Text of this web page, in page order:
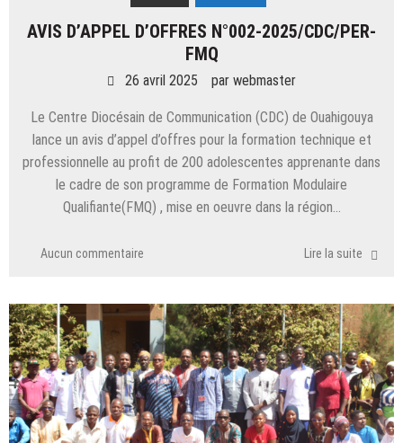
AVIS D’APPEL D’OFFRES N°002-2025/CDC/PER-
FMQ
26 avril 2025 par webmaster
Le Centre Diocésain de Communication (CDC) de Ouahigouya
lance un avis d’appel d’offres pour la formation technique et
professionnelle au profit de 200 adolescentes apprenante dans
le cadre de son programme de Formation Modulaire
Qualifiante(FMQ) , mise en oeuvre dans la région…
Aucun commentaire Lire la suite